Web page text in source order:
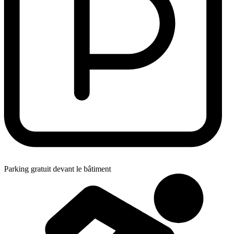
Parking gratuit devant le bâtiment